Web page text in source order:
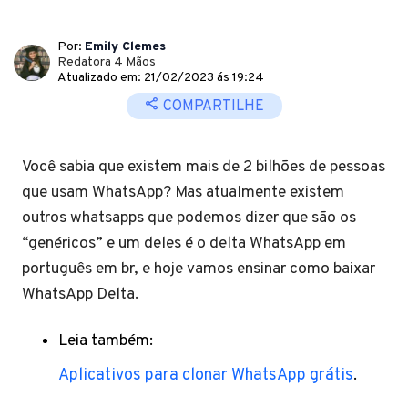
Por: Emily Clemes
Redatora 4 Mãos
Atualizado em: 21/02/2023 ás 19:24
COMPARTILHE
Você sabia que existem mais de 2 bilhões de pessoas
que usam WhatsApp? Mas atualmente existem
outros whatsapps que podemos dizer que são os
“genéricos” e um deles é o delta WhatsApp em
português em br, e hoje vamos ensinar como baixar
WhatsApp Delta.
Leia também:
Aplicativos para clonar WhatsApp grátis.